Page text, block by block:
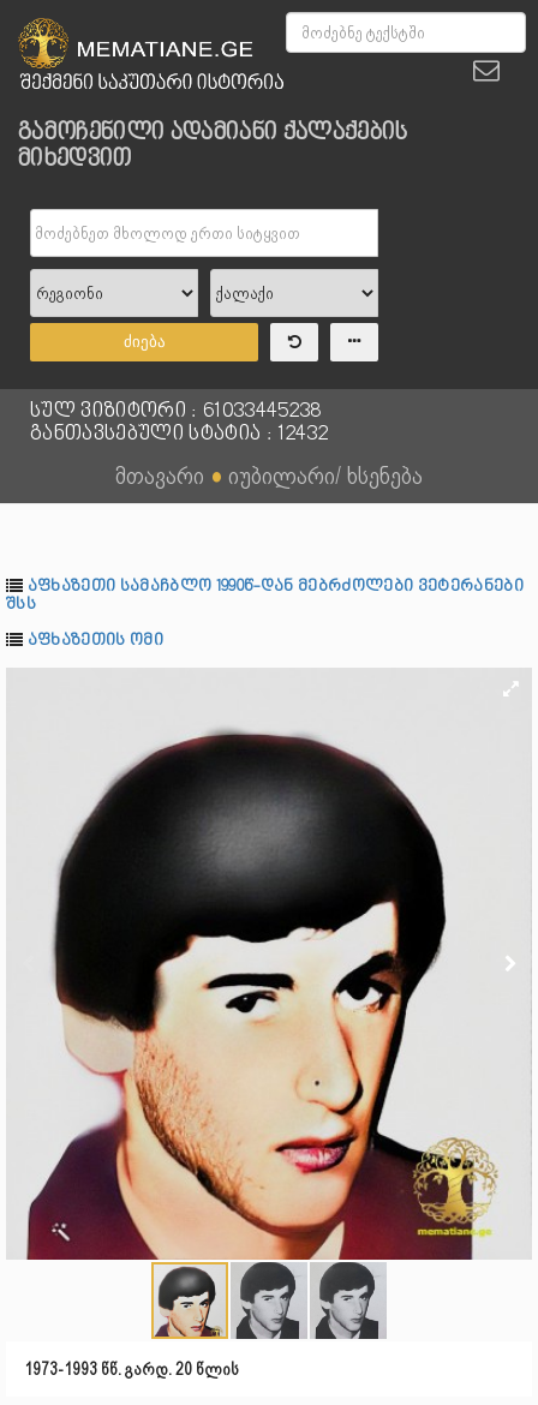
გამოჩენილი ადამიანი ქალაქების
მიხედვით
ძიება
სულ ვიზიტორი : 61033445238
განთავსებული სტატია : 12432
მთავარი ● იუბილარი/ ხსენება
აფხაზეთი სამაჩბლო 1990წ-დან მებრძოლები ვეტერანები
შსს
აფხაზეთის ომი
1973-1993 წწ. გარდ. 20 წლის